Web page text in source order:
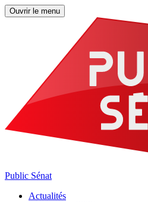
Ouvrir le menu
Public Sénat
Actualités